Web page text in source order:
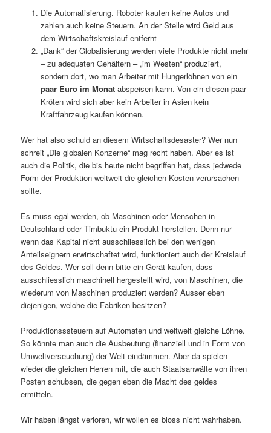
Die Automatisierung. Roboter kaufen keine Autos und
zahlen auch keine Steuern. An der Stelle wird Geld aus
dem Wirtschaftskreislauf entfernt
„Dank“ der Globalisierung werden viele Produkte nicht mehr
– zu adequaten Gehältern – „im Westen“ produziert,
sondern dort, wo man Arbeiter mit Hungerlöhnen von ein
paar Euro im Monatabspeisen kann. Von ein diesen paar
Kröten wird sich aber kein Arbeiter in Asien kein
Kraftfahrzeug kaufen können.
Wer hat also schuld an diesem Wirtschaftsdesaster? Wer nun
schreit „Die globalen Konzerne“ mag recht haben. Aber es ist
auch die Politik, die bis heute nicht begriffen hat, dass jedwede
Form der Produktion weltweit die gleichen Kosten verursachen
sollte.
Es muss egal werden, ob Maschinen oder Menschen in
Deutschland oder Timbuktu ein Produkt herstellen. Denn nur
wenn das Kapital nicht ausschliesslich bei den wenigen
Anteilseignern erwirtschaftet wird, funktioniert auch der Kreislauf
des Geldes. Wer soll denn bitte ein Gerät kaufen, dass
ausschliesslich maschinell hergestellt wird, von Maschinen, die
wiederum von Maschinen produziert werden? Ausser eben
diejenigen, welche die Fabriken besitzen?
Produktionsssteuern auf Automaten und weltweit gleiche Löhne.
So könnte man auch die Ausbeutung (finanziell und in Form von
Umweltverseuchung) der Welt eindämmen. Aber da spielen
wieder die gleichen Herren mit, die auch Staatsanwälte von ihren
Posten schubsen, die gegen eben die Macht des geldes
ermitteln.
Wir haben längst verloren, wir wollen es bloss nicht wahrhaben.